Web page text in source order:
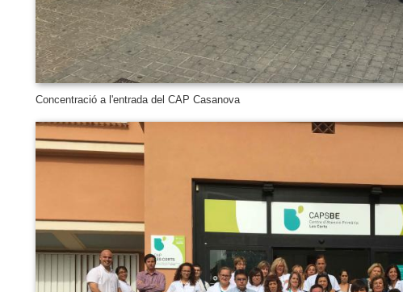
Concentració a l'entrada del CAP Casanova